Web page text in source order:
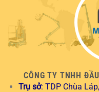
CÔNG TY TNHH
Trụ sở: TDP Chùa